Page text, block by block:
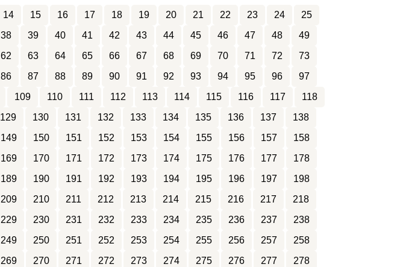
14 15 16 17 18 19 20 21 22 23 24
25
38 39 40 41 42 43 44 45 46 47 48
49
62 63 64 65 66 67 68 69 70 71 72
73
86 87 88 89 90 91 92 93 94 95 96
97
109 110 111 112 113 114 115 116 117
118
129 130 131 132 133 134 135 136 137
138
149 150 151 152 153 154 155 156 157
158
169 170 171 172 173 174 175 176 177
178
189 190 191 192 193 194 195 196 197
198
209 210 211 212 213 214 215 216 217
218
229 230 231 232 233 234 235 236 237
238
249 250 251 252 253 254 255 256 257
258
269 270 271 272 273 274 275 276 277
278